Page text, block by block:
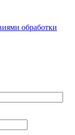
обработки